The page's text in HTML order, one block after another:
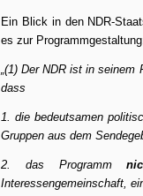
Ein Blick in den NDR-
es zur
„(1) Der NDR ist in
dass
1. die bedeutsamen
Gruppen aus dem
2. das Programm
Interessengemeinschaft,